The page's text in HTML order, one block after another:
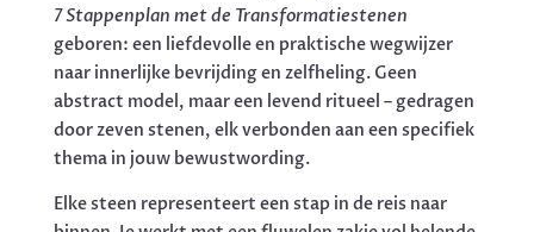
7 Stappenplan met de Transformatiestenen
geboren: een liefdevolle en praktische wegwijzer
naar innerlijke bevrijding en zelfheling. Geen
abstract model, maar een levend ritueel – gedragen
door zeven stenen, elk verbonden aan een specifiek
thema in jouw bewustwording.
Elke steen representeert een stap in de reis naar